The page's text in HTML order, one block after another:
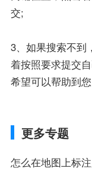
交;
3、如果搜索不到
着按照要求提交
希望可以帮助到您
更多专题
怎么在地图上标